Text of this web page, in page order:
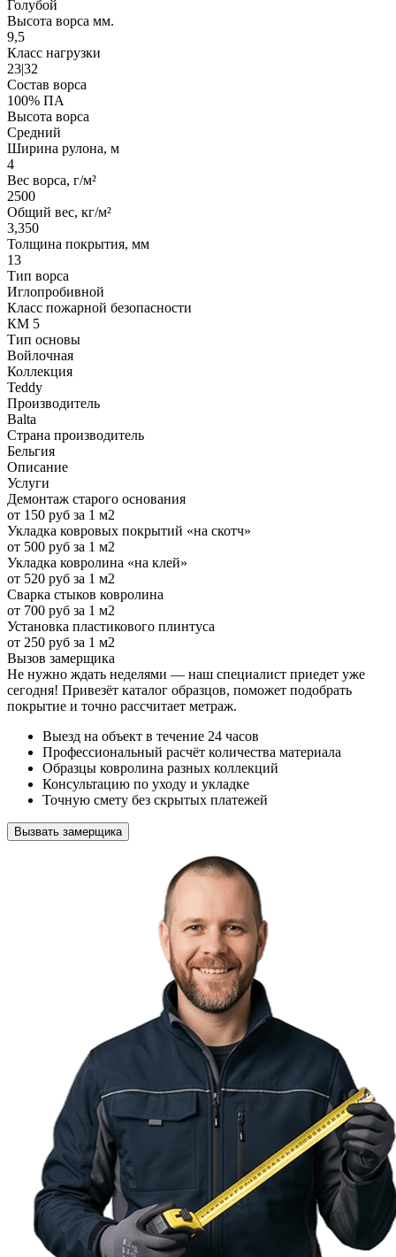
Голубой
Высота ворса мм.
9,5
Класс нагрузки
23|32
Состав ворса
100% ПА
Высота ворса
Средний
Ширина рулона, м
4
Вес ворса, г/м²
2500
Общий вес, кг/м²
3,350
Толщина покрытия, мм
13
Тип ворса
Иглопробивной
Класс пожарной безопасности
КМ 5
Тип основы
Войлочная
Коллекция
Teddy
Производитель
Balta
Страна производитель
Бельгия
Описание
Услуги
Демонтаж старого основания
от 150 руб за 1 м2
Укладка ковровых покрытий «на скотч»
от 500 руб за 1 м2
Укладка ковролина «на клей»
от 520 руб за 1 м2
Сварка стыков ковролина
от 700 руб за 1 м2
Установка пластикового плинтуса
от 250 руб за 1 м2
Вызов замерщика
Не нужно ждать неделями — наш специалист приедет уже
сегодня! Привезёт каталог образцов, поможет подобрать
покрытие и точно рассчитает метраж.
Выезд на объект в течение 24 часов
Профессиональный расчёт количества материала
Образцы ковролина разных коллекций
Консультацию по уходу и укладке
Точную смету без скрытых платежей
Вызвать замерщика